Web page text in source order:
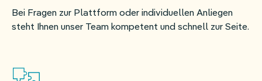
Bei Fragen zur Plattform oder individuellen Anliegen
steht Ihnen unser Team kompetent und schnell zur Seite.